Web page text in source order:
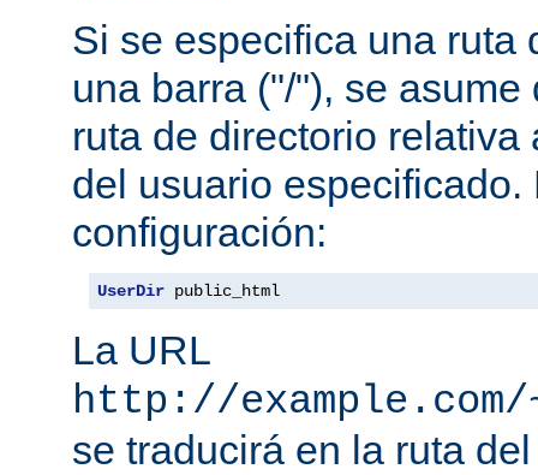
Si se especifica una ruta
una barra ("/"), se
ruta de directorio relativa
del usuario especificado.
configuración:
UserDir public_html
La URL
http://
se traducirá en la ruta